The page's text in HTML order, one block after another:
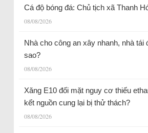
Cá độ bóng đá: Chủ tịch xã Thanh
08/08/2026
Nhà cho công an xây nhanh, nhà tái
sao?
08/08/2026
Xăng E10 đối mặt nguy cơ thiếu
kết nguồn cung lại bị thử thách?
08/08/2026